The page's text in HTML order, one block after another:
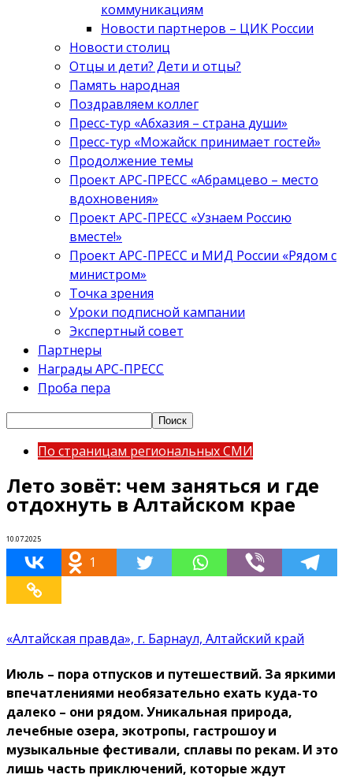
коммуникациям
Новости партнеров – ЦИК России
Новости столиц
Отцы и дети? Дети и отцы?
Память народная
Поздравляем коллег
Пресс-тур «Абхазия – страна души»
Пресс-тур «Можайск принимает гостей»
Продолжение темы
Проект АРС-ПРЕСС «Абрамцево – место
вдохновения»
Проект АРС-ПРЕСС «Узнаем Россию
вместе!»
Проект АРС-ПРЕСС и МИД России «Рядом с
министром»
Точка зрения
Уроки подписной кампании
Экспертный совет
Партнеры
Награды АРС-ПРЕСС
Проба пера
По страницам региональных СМИ
Лето зовёт: чем заняться и где
отдохнуть в Алтайском крае
10.07.2025
1
«Алтайская правда», г. Барнаул, Алтайский край
Июль – пора отпусков и путешествий. За яркими
впечатлениями необязательно ехать куда-то
далеко – они рядом. Уникальная природа,
лечебные озера, экотропы, гастрошоу и
музыкальные фестивали, сплавы по рекам. И это
лишь часть приключений, которые ждут